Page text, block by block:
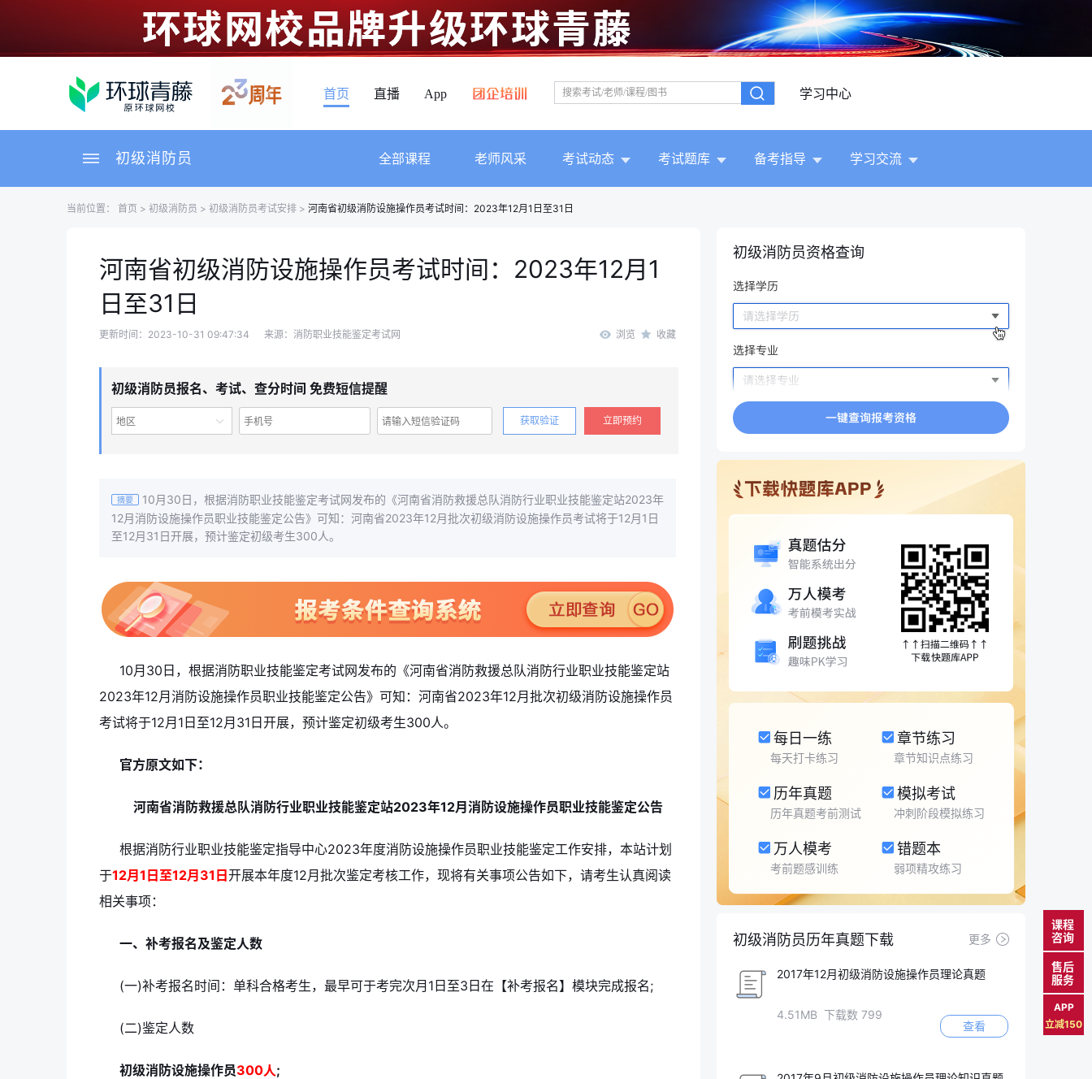
首页 直播 App 学习中心
初级消防员 全部课程 老师风采 考试动态 考试题库 备考指导 学习交流
当前位置： 首页 > 初级消防员 > 初级消防员考试安排 > 河南省初级消防设施操作员考试时间：2023年12月1日至31日
河南省初级消防设施操作员考试时间：2023年12月1
日至31日
更新时间：2023-10-31 09:47:34 来源：消防职业技能鉴定考试网 浏览 收藏
初级消防员报名、考试、查分时间 免费短信提醒
地区 获取验证 立即预约
摘要
10月30日，根据消防职业技能鉴定考试网发布的《河南省消防救援总队消防行业职业技能鉴定站2023年
12月消防设施操作员职业技能鉴定公告》可知：河南省2023年12月批次初级消防设施操作员考试将于12月1日
至12月31日开展，预计鉴定初级考生300人。
10月30日，根据消防职业技能鉴定考试网发布的《河南省消防救援总队消防行业职业技能鉴定站
2023年12月消防设施操作员职业技能鉴定公告》可知：河南省2023年12月批次初级消防设施操作员
考试将于12月1日至12月31日开展，预计鉴定初级考生300人。
官方原文如下：
河南省消防救援总队消防行业职业技能鉴定站2023年12月消防设施操作员职业技能鉴定公告
根据消防行业职业技能鉴定指导中心2023年度消防设施操作员职业技能鉴定工作安排，本站计划
于12月1日至12月31日 开展本年度12月批次鉴定考核工作，现将有关事项公告如下，请考生认真阅读
相关事项：
一、补考报名及鉴定人数
(一)补考报名时间：单科合格考生，最早可于考完次月1日至3日在【补考报名】模块完成报名;
(二)鉴定人数
初级消防设施操作员300人;
初级消防员资格查询
每日一练
每天打卡练习
章节练习
章节知识点练习
历年真题
历年真题考前测试
模拟考试
冲刺阶段模拟练习
万人模考
考前题感训练
错题本
弱项精攻练习
初级消防员历年真题下载 更多
2017年12月初级消防设施操作员理论真题
4.51MB 下载数 799
查看
课程
咨询
售后
服务
APP
立减150